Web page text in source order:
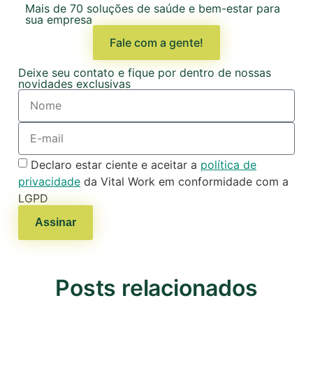
Mais de 70 soluções de saúde e bem-estar para
sua empresa
Fale com a gente!
Deixe seu contato e fique por dentro de nossas
novidades exclusivas
Declaro estar ciente e aceitar a política de
privacidade da Vital Work em conformidade com a
LGPD
Assinar
Posts relacionados